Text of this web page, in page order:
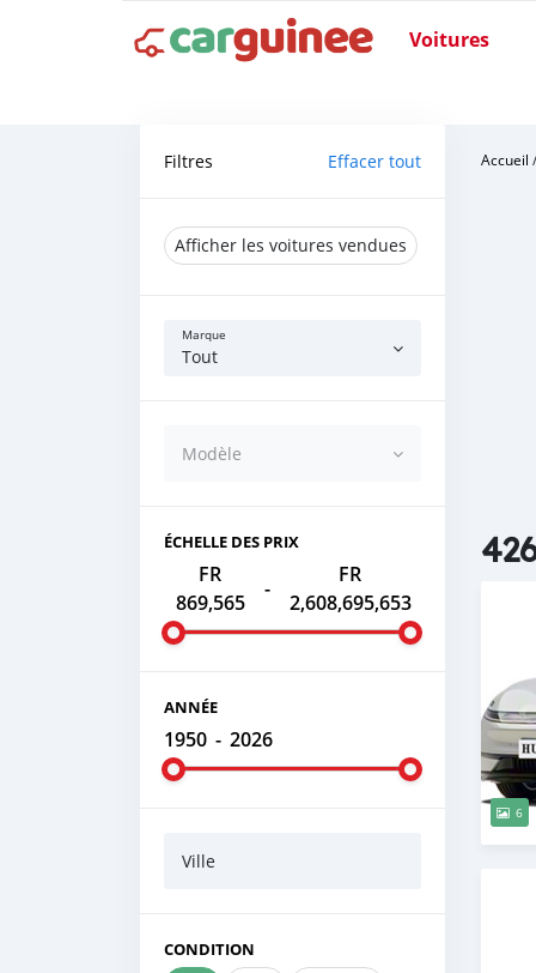
Voitures
Filtres Effacer tout
Afficher les voitures vendues
Marque
Tout
Modèle
ÉCHELLE DES PRIX
FR
869,565
-
FR
2,608,695,653
ANNÉE
1950 - 2026
Ville
CONDITION
Accueil
6